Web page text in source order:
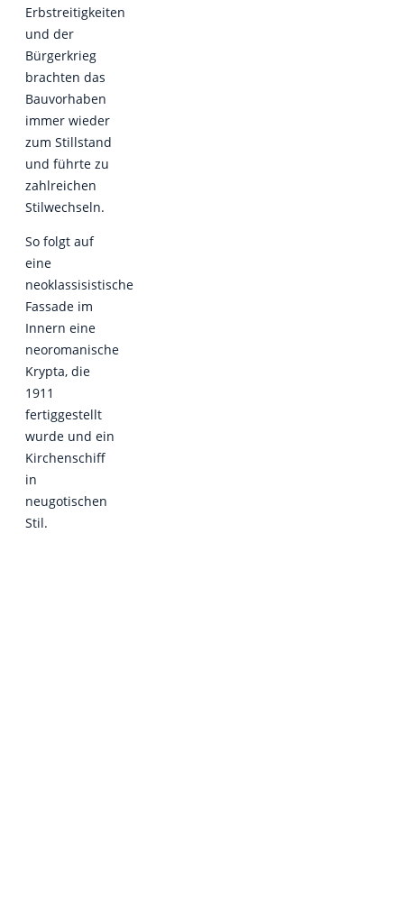
Erbstreitigkeiten
und der
Bürgerkrieg
brachten das
Bauvorhaben
immer wieder
zum Stillstand
und führte zu
zahlreichen
Stilwechseln.
So folgt auf
eine
neoklassisistische
Fassade im
Innern eine
neoromanische
Krypta, die
1911
fertiggestellt
wurde und ein
Kirchenschiff
in
neugotischen
Stil.